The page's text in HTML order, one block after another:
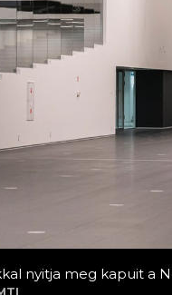
nyitja meg kapuit a